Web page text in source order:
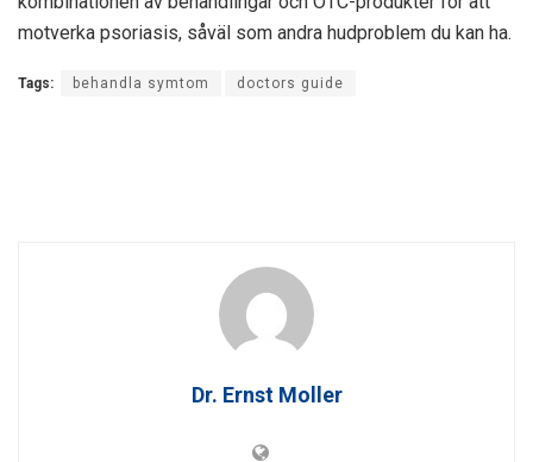
motverka psoriasis, såväl som andra hudproblem du kan ha.
Tags: behandla symtom doctors guide
Dr. Ernst Moller